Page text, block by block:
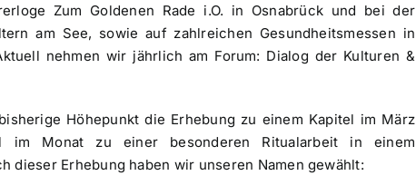
Zum Goldenen Rade i.O. in Osnabrück und bei der
am See, sowie auf zahlreichen Gesundheitsmessen in
nehmen wir jährlich am Forum: Dialog der Kulturen &
Höhepunkt die Erhebung zu einem Kapitel im März
im Monat zu einer besonderen Ritualarbeit in einem
dieser Erhebung haben wir unseren Namen gewählt: